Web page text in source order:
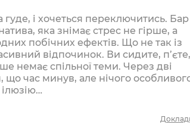
гуде, і хочеться переключитись.
яка знімає стрес не гірше, а
побічних ефектів. Що не так із
відпочинок. Ви сидите, п’єте,
немає спільної теми. Через дві
що час минув, але нічого